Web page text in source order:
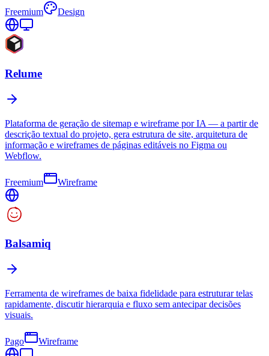
Freemium Design
Relume
Plataforma de geração de sitemap e wireframe por IA — a partir de
descrição textual do projeto, gera estrutura de site, arquitetura de
informação e wireframes de páginas editáveis no Figma ou
Webflow.
Freemium Wireframe
Balsamiq
Ferramenta de wireframes de baixa fidelidade para estruturar telas
rapidamente, discutir hierarquia e fluxo sem antecipar decisões
visuais.
Pago Wireframe